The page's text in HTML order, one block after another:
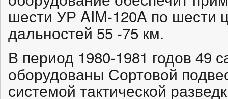
шести УР AIM-120A по шести
дальностей 55 -75 км.
В период 1980-1981 годов 49
оборудованы Сортовой
системой тактической